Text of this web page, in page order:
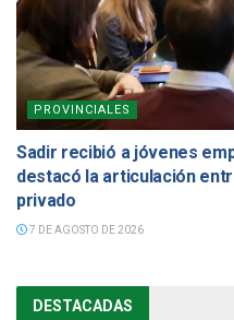
PROVINCIALES
Sadir recibió a jóvenes
destacó la articulación
privado
7 DE AGOSTO DE 2026
DESTACADAS